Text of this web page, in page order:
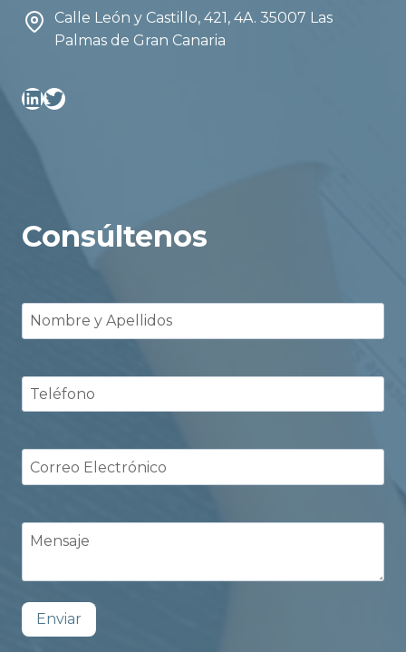
Calle León y Castillo, 421, 4A. 35007 Las
Palmas de Gran Canaria
Linkedin
Twitter
Consúltenos